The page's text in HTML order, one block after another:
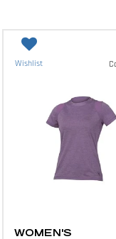
Wishlist
WOMEN'S